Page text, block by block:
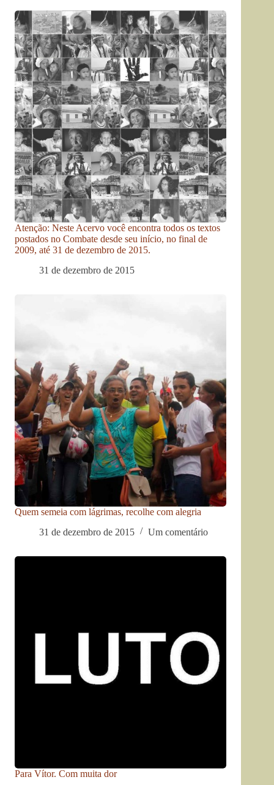
Atenção: Neste Acervo você encontra todos os textos
postados no Combate desde seu início, no final de
2009, até 31 de dezembro de 2015.
31 de dezembro de 2015
Quem semeia com lágrimas, recolhe com alegria
31 de dezembro de 2015
Um comentário
Para Vítor. Com muita dor